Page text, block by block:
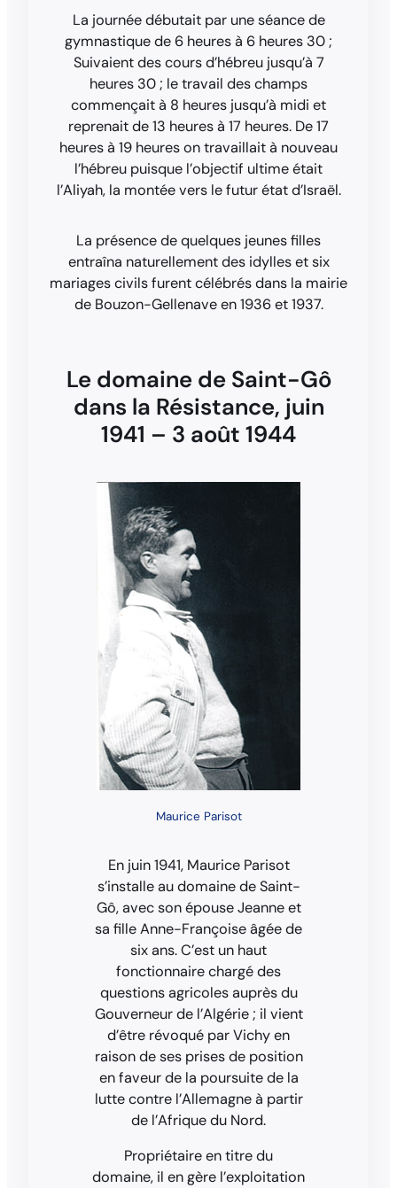
La journée débutait par une séance de
gymnastique de 6 heures à 6 heures 30 ;
Suivaient des cours d’hébreu jusqu’à 7
heures 30 ; le travail des champs
commençait à 8 heures jusqu’à midi et
reprenait de 13 heures à 17 heures. De 17
heures à 19 heures on travaillait à nouveau
l’hébreu puisque l’objectif ultime était
l’Aliyah, la montée vers le futur état d’Israël.
La présence de quelques jeunes filles
entraîna naturellement des idylles et six
mariages civils furent célébrés dans la mairie
de Bouzon-Gellenave en 1936 et 1937.
Le domaine de Saint-Gô
dans la Résistance, juin
1941 – 3 août 1944
Maurice Parisot
En juin 1941, Maurice Parisot
s’installe au domaine de Saint-
Gô, avec son épouse Jeanne et
sa fille Anne-Françoise âgée de
six ans. C’est un haut
fonctionnaire chargé des
questions agricoles auprès du
Gouverneur de l’Algérie ; il vient
d’être révoqué par Vichy en
raison de ses prises de position
en faveur de la poursuite de la
lutte contre l’Allemagne à partir
de l’Afrique du Nord.
Propriétaire en titre du
domaine, il en gère l’exploitation